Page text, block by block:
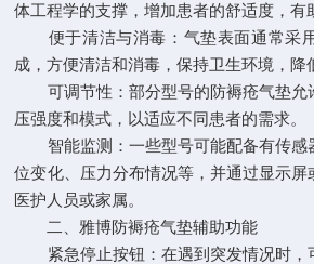
体工程学的支撑，增加患者的舒适度，有
便于清洁与消毒：气垫表面通常采用
成，方便清洁和消毒，保持卫生环境，降
可调节性：部分型号的防褥疮气垫允
压强度和模式，以适应不同患者的需求。
智能监测：一些型号可能配备有传感
位变化、压力分布情况等，并通过显示屏
医护人员或家属。
二、雅博防褥疮气垫辅助功能
紧急停止按钮：在遇到突发情况时，